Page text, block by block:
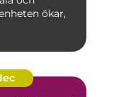
ökar,